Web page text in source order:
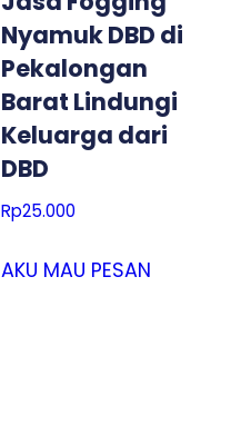
Nyamuk DBD di
Pekalongan
Barat Lindungi
Keluarga dari
DBD
Rp25.000
AKU MAU PESAN